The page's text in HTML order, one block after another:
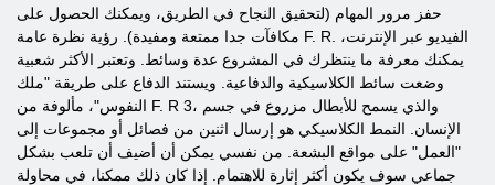
حفز مرور المهام (لتحقيق النجاح في الطريق، ويمكنك الحصول على
مكافآت جدا ممتعة ومفيدة). رؤية نظرة عامة F. R. الفيديو عبر الإنترنت،
يمكنك معرفة ما ينتظرك في المشروع عدة وسائط. وتعتبر الأكثر شعبية
وضعت سائط الكلاسيكية والدفاعية. ويستند الدفاع على طريقة "ملك
النفوس"، مألوفة من F. R 3، والذي يسمح للأبطال مزروع في جسم
الإنسان. النمط الكلاسيكي هو إرسال اثنين من فصائل أو مجموعات إلى
"العمل" على مواقع البشعة. من نفسي يمكن أن أضيف أن تلعب بشكل
جماعي سوف يكون أكثر إثارة للاهتمام. إذا كان ذلك ممكنا، في محاولة